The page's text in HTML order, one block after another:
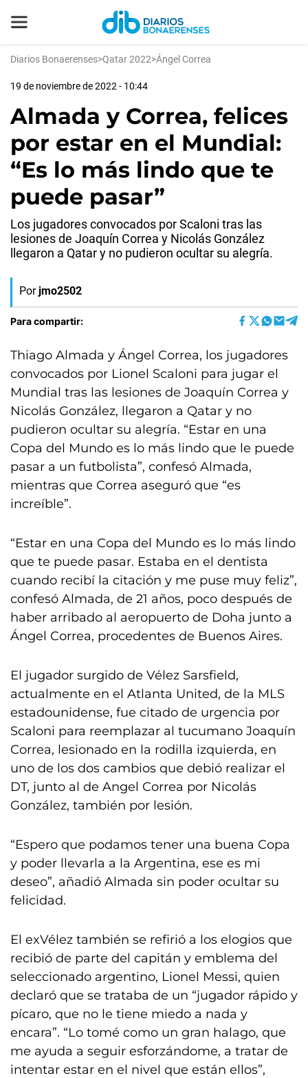
Diarios Bonaerenses>Qatar 2022>Ángel Correa
19 de noviembre de 2022 - 10:44
Almada y Correa, felices
por estar en el Mundial:
“Es lo más lindo que te
puede pasar”
Los jugadores convocados por Scaloni tras las
lesiones de Joaquín Correa y Nicolás González
llegaron a Qatar y no pudieron ocultar su alegría.
Por jmo2502
Para compartir:
Thiago Almada y Ángel Correa, los jugadores
convocados por Lionel Scaloni para jugar el
Mundial tras las lesiones de Joaquín Correa y
Nicolás González, llegaron a Qatar y no
pudieron ocultar su alegría. “Estar en una
Copa del Mundo es lo más lindo que le puede
pasar a un futbolista”, confesó Almada,
mientras que Correa aseguró que “es
increíble”.
“Estar en una Copa del Mundo es lo más lindo
que te puede pasar. Estaba en el dentista
cuando recibí la citación y me puse muy feliz”,
confesó Almada, de 21 años, poco después de
haber arribado al aeropuerto de Doha junto a
Ángel Correa, procedentes de Buenos Aires.
El jugador surgido de Vélez Sarsfield,
actualmente en el Atlanta United, de la MLS
estadounidense, fue citado de urgencia por
Scaloni para reemplazar al tucumano Joaquín
Correa, lesionado en la rodilla izquierda, en
uno de los dos cambios que debió realizar el
DT, junto al de Angel Correa por Nicolás
González, también por lesión.
“Espero que podamos tener una buena Copa
y poder llevarla a la Argentina, ese es mi
deseo”, añadió Almada sin poder ocultar su
felicidad.
El exVélez también se refirió a los elogios que
recibió de parte del capitán y emblema del
seleccionado argentino, Lionel Messi, quien
declaró que se trataba de un “jugador rápido y
pícaro, que no le tiene miedo a nada y
encara”. “Lo tomé como un gran halago, que
me ayuda a seguir esforzándome, a tratar de
intentar estar en el nivel que están ellos”,